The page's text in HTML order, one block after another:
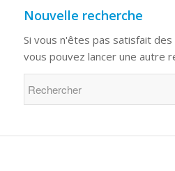
Nouvelle recherche
Si vous n'êtes pas satisfait
vous pouvez lancer une autre